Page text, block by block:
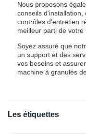
Nous proposons
conseils
contrôles d'entretien
meilleur parti de votre
Soyez assuré que
un support et des
vos besoins et
machine à granulés
Les étiquettes